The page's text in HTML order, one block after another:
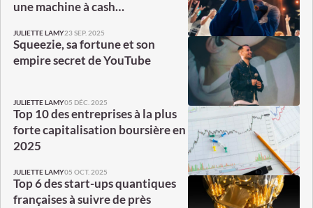
une machine à cash…
JULIETTE LAMY23 SEP. 2025
Squeezie, sa fortune et son
empire secret de YouTube
JULIETTE LAMY05 DÉC. 2025
Top 10 des entreprises à la plus
forte capitalisation boursière en
2025
JULIETTE LAMY05 OCT. 2025
Top 6 des start-ups quantiques
françaises à suivre de près